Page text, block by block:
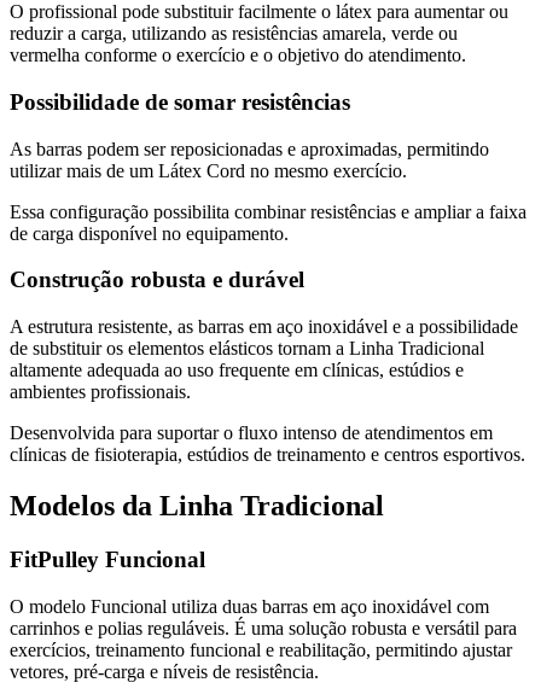
O profissional pode substituir facilmente o látex para aumentar ou
reduzir a carga, utilizando as resistências amarela, verde ou
vermelha conforme o exercício e o objetivo do atendimento.
Possibilidade de somar resistências
As barras podem ser reposicionadas e aproximadas, permitindo
utilizar mais de um Látex Cord no mesmo exercício.
Essa configuração possibilita combinar resistências e ampliar a faixa
de carga disponível no equipamento.
Construção robusta e durável
A estrutura resistente, as barras em aço inoxidável e a possibilidade
de substituir os elementos elásticos tornam a Linha Tradicional
altamente adequada ao uso frequente em clínicas, estúdios e
ambientes profissionais.
Desenvolvida para suportar o fluxo intenso de atendimentos em
clínicas de fisioterapia, estúdios de treinamento e centros esportivos.
Modelos da Linha Tradicional
FitPulley Funcional
O modelo Funcional utiliza duas barras em aço inoxidável com
carrinhos e polias reguláveis. É uma solução robusta e versátil para
exercícios, treinamento funcional e reabilitação, permitindo ajustar
vetores, pré-carga e níveis de resistência.